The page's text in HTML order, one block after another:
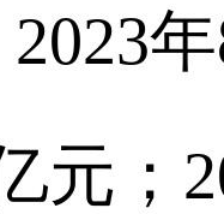
元；